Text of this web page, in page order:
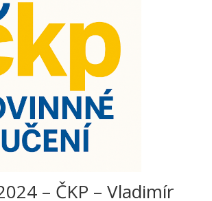
– ČKP – Vladimír